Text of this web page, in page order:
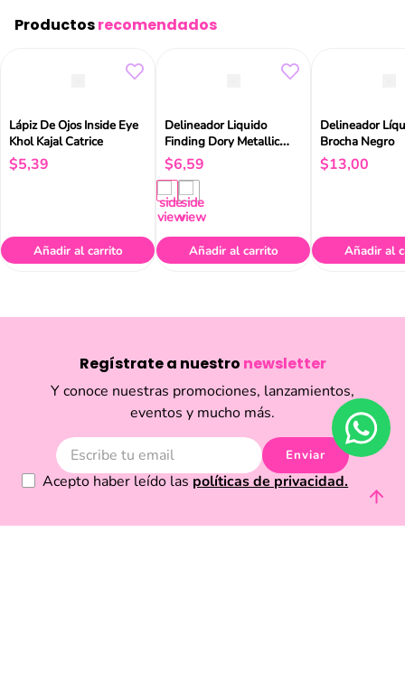
Productosrecomendados
Lápiz De Ojos Inside Eye
Khol Kajal Catrice
$5,39
Añadir al carrito
Delineador Liquido
Finding Dory Metallic
Eyeliner Catrice
$6,59
Añadir al carrito
Delineador
Brocha Negro
$13,00
Añadir al
Regístrate a nuestro newsletter
Y conoce nuestras promociones, lanzamientos,
eventos y mucho más.
Enviar
Acepto haber leído las políticas de privacidad.